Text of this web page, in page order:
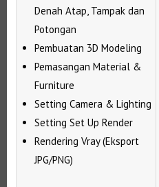
Denah Atap, Tampak dan
Potongan
Pembuatan 3D Modeling
Pemasangan Material &
Furniture
Setting Camera & Lighting
Setting Set Up Render
Rendering Vray (Eksport
JPG/PNG)